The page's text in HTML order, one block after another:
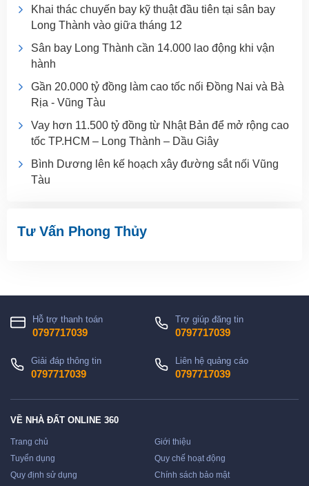
Khai thác chuyến bay kỹ thuật đầu tiên tại sân bay
Long Thành vào giữa tháng 12
Sân bay Long Thành cần 14.000 lao động khi vận
hành
Gần 20.000 tỷ đồng làm cao tốc nối Đồng Nai và Bà
Rịa - Vũng Tàu
Vay hơn 11.500 tỷ đồng từ Nhật Bản để mở rộng cao
tốc TP.HCM – Long Thành – Dầu Giây
Bình Dương lên kế hoạch xây đường sắt nối Vũng
Tàu
Tư Vấn Phong Thủy
Hỗ trợ thanh toán
0797717039
Trợ giúp đăng tin
0797717039
Giải đáp thông tin
0797717039
Liên hệ quảng cáo
0797717039
VỀ NHÀ ĐẤT ONLINE 360
Trang chủ
Giới thiệu
Tuyển dụng
Quy chế hoạt động
Quy định sử dụng
Chính sách bảo mật